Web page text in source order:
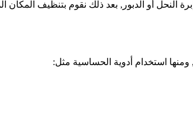
أو الدبور, بعد ذلك نقوم بتنظيف المكان
استخدام أدوية الحساسية مثل: